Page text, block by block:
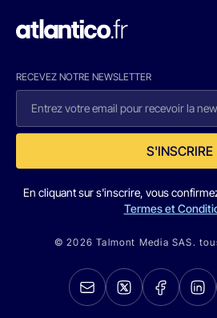
RECEVEZ NOTRE NEWSLETTER
S'INSCRIRE
En cliquant sur s'inscrire, vous
Termes et
© 2026 Talmont Media SAS.